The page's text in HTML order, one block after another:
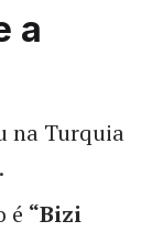
a
na Turquia
é “Bizi